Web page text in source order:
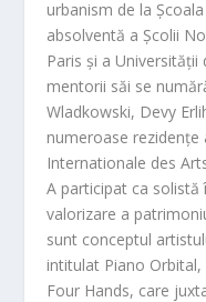
urbanism de la
absolventă a Școlii
Paris și a
mentorii săi se
Wladkowski, Devy
numeroase rezidențe
Internationale des
A participat ca
valorizare a
sunt conceptul
intitulat Piano
Four Hands, care